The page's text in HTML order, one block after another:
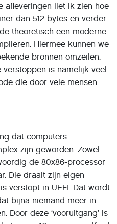
afleveringen liet ik zien hoe
dan 512 bytes en verder
theoretisch een moderne
Hiermee kunnen we
bronnen omzeilen.
is namelijk veel
die door vele mensen
dat computers
zijn geworden. Zowel
de 80x86-processor
Die draait zijn eigen
verstopt in UEFI. Dat wordt
bijna niemand meer in
Door deze ‘vooruitgang’ is